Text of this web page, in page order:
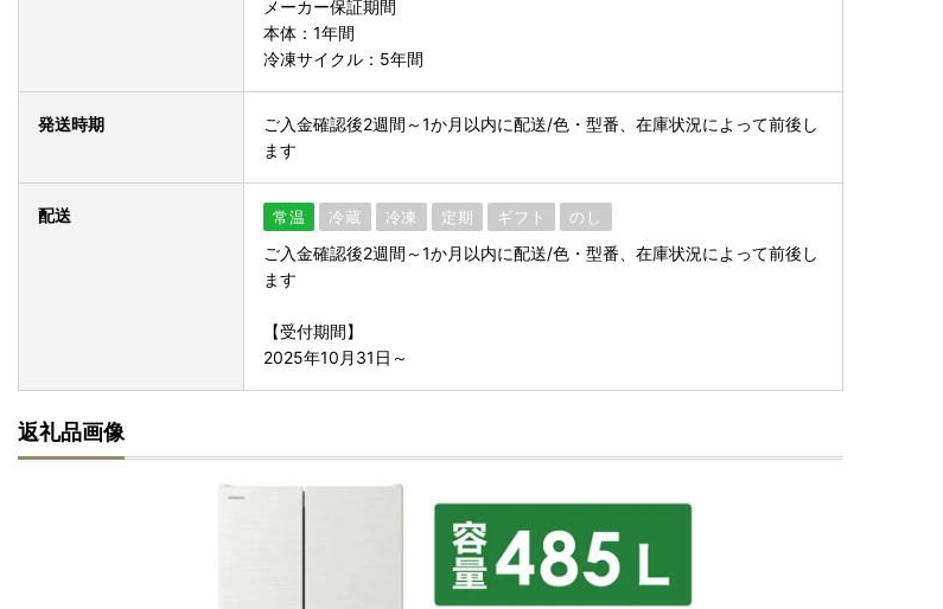
メーカー保証期間
本体：1年間
冷凍サイクル：5年間
発送時期
ご入金確認後2週間～1か月以内に配送/色・型番、在庫状況によって前後し
ます
配送 常温 冷蔵 冷凍 定期 ギフト のし
ご入金確認後2週間～1か月以内に配送/色・型番、在庫状況によって前後し
ます
【受付期間】
2025年10月31日～
返礼品画像